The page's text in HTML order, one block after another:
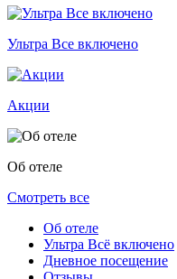
Ультра Все включено
Акции
Об отеле
Смотреть все
Об отеле
Ультра Всё включено
Дневное посещение